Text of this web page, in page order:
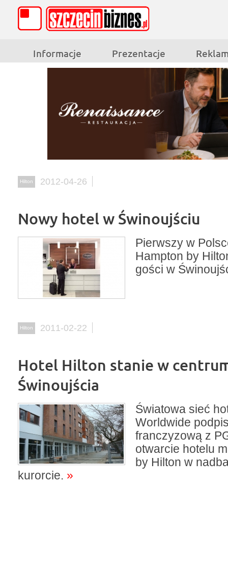
Informacje Prezentacje
Hilton 2012-04-26
Nowy hotel w Świnoujściu
Pierwszy w
Hampton by
gości w
Hilton 2011-02-22
Hotel Hilton stanie w
Świnoujścia
Światowa sieć
Worldwide
franczyzową z
otwarcie hotelu
by Hilton w
kurorcie. »